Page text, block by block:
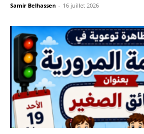
Samir Belhassen - 16 juillet 2026